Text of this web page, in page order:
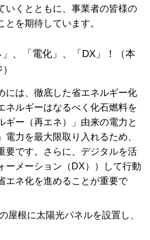
いくとともに、事業者の皆様の
を期待しています。
、「電化」、「DX」！（本
には、徹底した省エネルギー化
ネルギーはなるべく化石燃料を
ギー（再エネ）」由来の電力と
電力を最大限取り入れるため、
要です。さらに、デジタルを活
ーメーション（DX））して行動
エネ化を進めることが重要で
屋根に太陽光パネルを設置し、